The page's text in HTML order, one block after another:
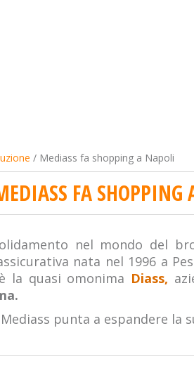
/ Mediass fa shopping a Napoli
FA SHOPPING
nel mondo del
nata nel 1996 a
la quasi omonima Diass,
punta a espandere